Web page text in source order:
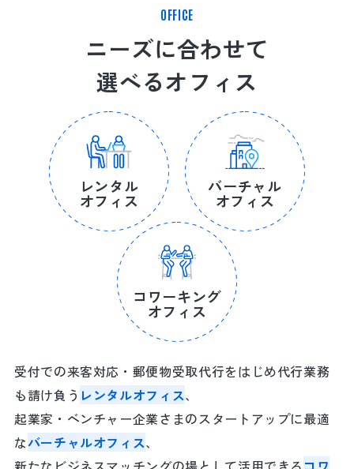
OFFICE
ニーズに合わせて
選べるオフィス
レンタル
オフィス
バーチャル
オフィス
コワーキング
オフィス
受付での来客対応・郵便物受取代行をはじめ代行業務
も請け負う レンタルオフィス、
起業家・ベンチャー企業さまのスタートアップに最適
なバーチャルオフィス、